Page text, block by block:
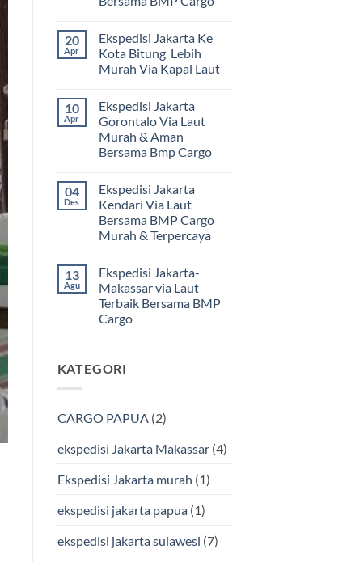
komentar
pada
Ekspedisi
Jakarta
dan
Terpercaya
|
Jasa
Cargo
Jakarta
Bersama
BMP
Cargo
20
Apr
Ekspedisi Jakarta Ke
Kota Bitung Lebih
Murah Via Kapal Laut
komentar
pada
Ekspedisi
Jakarta
Ke
Kota
Murah
Via
Kapal
Laut
10
Apr
Ekspedisi Jakarta
Gorontalo Via Laut
Murah & Aman
Bersama Bmp Cargo
komentar
pada
Ekspedisi
Jakarta
Gorontalo
Via
&
Aman
Bersama
Bmp
Cargo
04
Des
Ekspedisi Jakarta
Kendari Via Laut
Bersama BMP Cargo
Murah & Terpercaya
komentar
pada
Ekspedisi
Jakarta
Kendari
Via
Cargo
13
Agu
Ekspedisi Jakarta-
Makassar via Laut
Terbaik Bersama BMP
Cargo
pada
Ekspedisi
Laut
BMP
KATEGORI
CARGO PAPUA (2)
ekspedisi Jakarta Makassar(4)
Ekspedisi Jakarta murah (1)
ekspedisi jakarta papua(1)
ekspedisi jakarta sulawesi (7)